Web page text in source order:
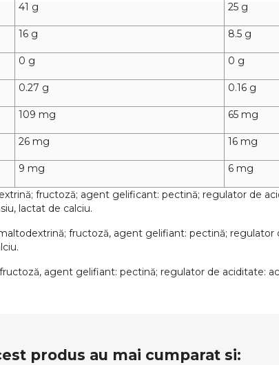
41 g 25 g
16 g 8.5 g
0 g 0 g
0.27 g 0.16 g
109 mg 65 mg
26 mg 16 mg
9 mg 6 mg
fructoză; agent gelificant: pectină; regulator de
lactat de calciu.
fructoză, agent gelifiant: pectină; regulator
agent gelifiant: pectină; regulator de aciditate:
produs au mai cumparat si: